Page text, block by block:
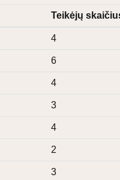
Teikėjų
4
6
4
3
4
2
3